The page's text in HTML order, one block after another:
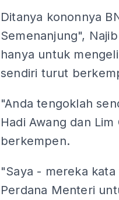
Ditanya kononnya
Semenanjung",
hanya untuk
sendiri turut
"Anda tengoklah
Hadi Awang dan
berkempen.
"Saya - mereka
Perdana Menteri